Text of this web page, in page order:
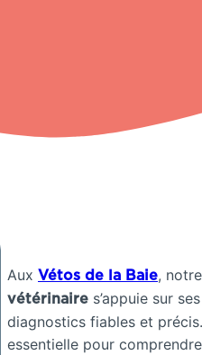
Aux Vétos de la Baie,
vétérinaire s’appuie sur
diagnostics fiables et
essentielle pour